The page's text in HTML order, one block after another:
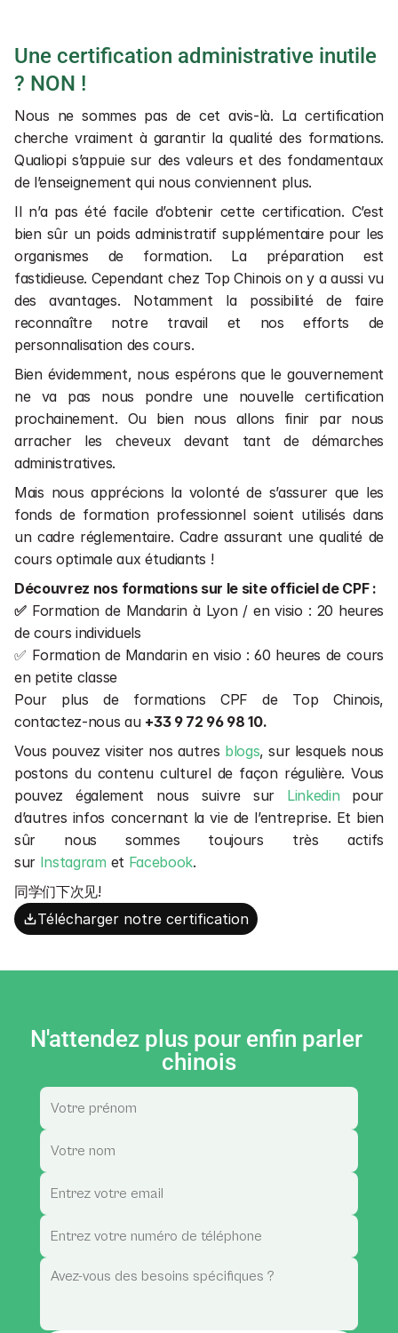
Une certification administrative inutile
? NON !
Nous ne sommes pas de cet avis-là. La certification
cherche vraiment à garantir la qualité des formations.
Qualiopi s’appuie sur des valeurs et des fondamentaux
de l’enseignement qui nous conviennent plus.
Il n’a pas été facile d’obtenir cette certification. C’est
bien sûr un poids administratif supplémentaire pour les
organismes de formation. La préparation est
fastidieuse. Cependant chez Top Chinois on y a aussi vu
des avantages. Notamment la possibilité de faire
reconnaître notre travail et nos efforts de
personnalisation des cours.
Bien évidemment, nous espérons que le gouvernement
ne va pas nous pondre une nouvelle certification
prochainement. Ou bien nous allons finir par nous
arracher les cheveux devant tant de démarches
administratives.
Mais nous apprécions la volonté de s’assurer que les
fonds de formation professionnel soient utilisés dans
un cadre réglementaire. Cadre assurant une qualité de
cours optimale aux étudiants !
Découvrez nos formations sur le site officiel de CPF :
✅ Formation de Mandarin à Lyon / en visio : 20 heures
de cours individuels
✅ Formation de Mandarin en visio : 60 heures de cours
en petite classe
Pour plus de formations CPF de Top Chinois,
contactez-nous au +33 9 72 96 98 10.
Vous pouvez visiter nos autres blogs, sur lesquels nous
postons du contenu culturel de façon régulière. Vous
pouvez également nous suivre sur Linkedin pour
d’autres infos concernant la vie de l’entreprise. Et bien
sûr nous sommes toujours très actifs
sur Instagram et Facebook.
同学们下次见!
Télécharger notre certification
N'attendez plus pour enfin parler
chinois